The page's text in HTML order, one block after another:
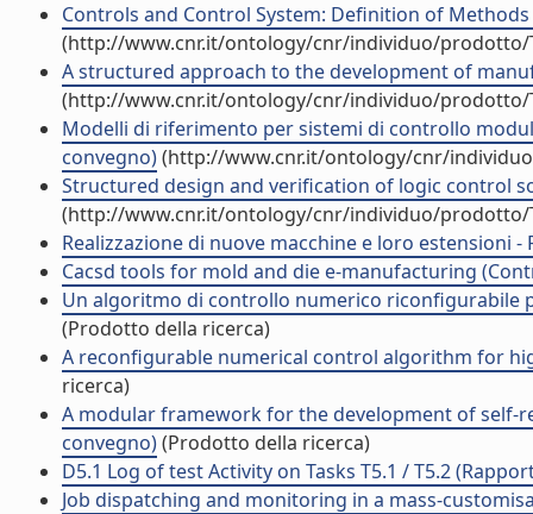
Controls and Control System: Definition of
(http://www.cnr.it/ontology/cnr/individuo/prodotto/
A structured approach to the development of
(http://www.cnr.it/ontology/cnr/individuo/prodotto/
Modelli di riferimento per sistemi di controllo
convegno)(http://www.cnr.it/ontology/cnr/
Structured design and verification of logic control
(http://www.cnr.it/ontology/cnr/individuo/prodotto/
Realizzazione di nuove macchine e loro estensioni
Cacsd tools for mold and die e-manufacturing
Un algoritmo di controllo numerico riconfigurabile
(Prodotto della ricerca)
A reconfigurable numerical control algorithm for
ricerca)
A modular framework for the development of
convegno)(Prodotto della ricerca)
D5.1 Log of test Activity on Tasks T5.1 / T5.2
Job dispatching and monitoring in a mass-